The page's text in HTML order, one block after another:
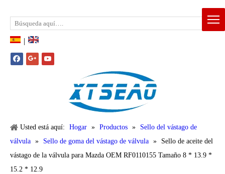
|
Usted está aquí: Hogar » Productos »
Sello del vástago de
válvula » Sello de goma del vástago de válvula »
Sello de aceite del
vástago de la válvula para Mazda OEM RF0110155 Tamaño 8 * 13.9 *
15.2 * 12.9